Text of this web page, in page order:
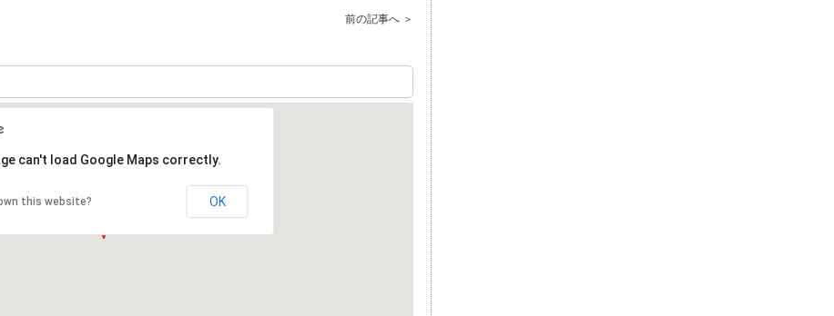
前の記事へ ＞
can't load Google Maps correctly.
this website? OK